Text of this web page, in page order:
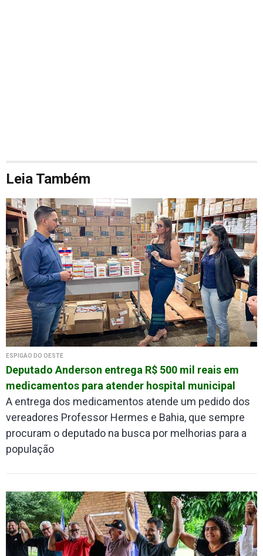
Leia Também
ESPIGÃO DO OESTE
Deputado Anderson entrega R$ 500 mil reais em
medicamentos para atender hospital municipal
A entrega dos medicamentos atende um pedido dos
vereadores Professor Hermes e Bahia, que sempre
procuram o deputado na busca por melhorias para a
população